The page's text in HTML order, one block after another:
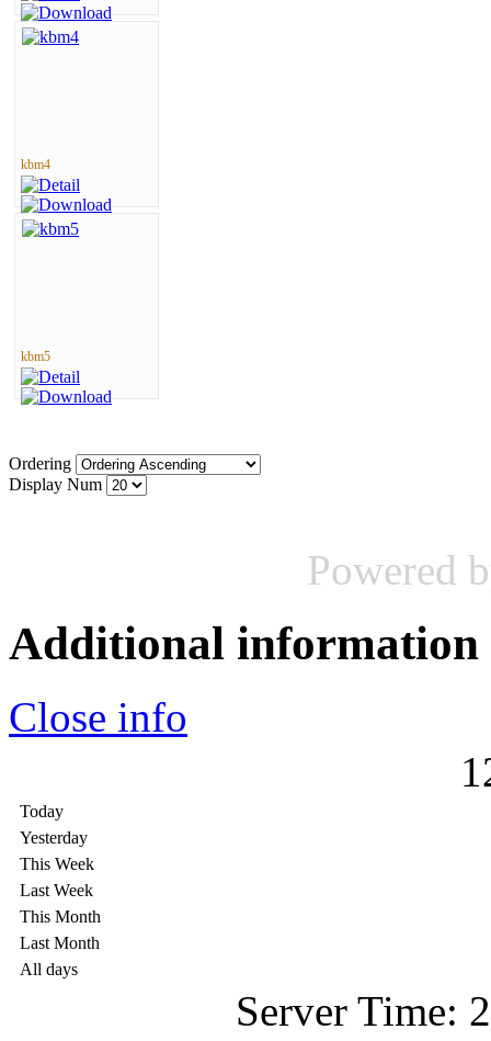
kbm4
kbm5
Ordering
Display Num
Powered
Additional information
Close info
1
Today
Yesterday
This Week
Last Week
This Month
Last Month
All days
Server Time: